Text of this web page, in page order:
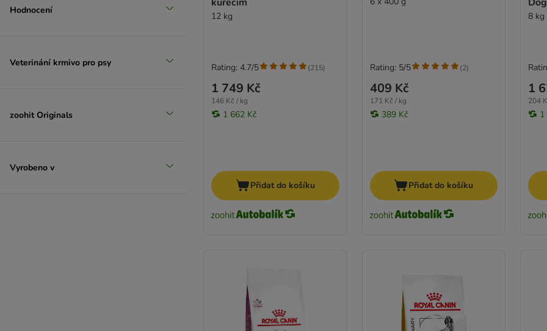
Hodnocení
Veterinání krmivo pro psy
zoohit Originals
Vyrobeno v
12 kg
1 749 Kč
146 Kč / kg
1 662 Kč
Rating: 4.7/5 (215)
Přidat do košíku
409 Kč
171 Kč / kg
389 Kč
Rating: 5/5 (2)
Přidat do košíku
8 kg
1
204
1